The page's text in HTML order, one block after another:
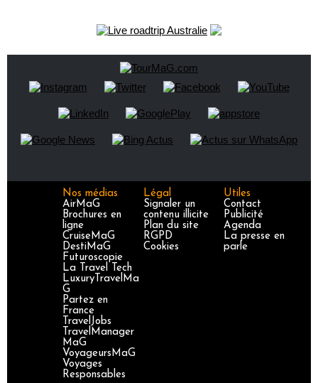
Nos médias
AirMaG
Brochures en
ligne
CruiseMaG
DestiMaG
Futuroscopie
La Travel Tech
LuxuryTravelMa
G
Partez en
France
TravelJobs
TravelManager
MaG
VoyageursMaG
Voyages
Responsables
Légal
Signaler un
contenu illicite
Plan du site
RGPD
Cookies
Utiles
Contact
Publicité
Agenda
La presse en
parle